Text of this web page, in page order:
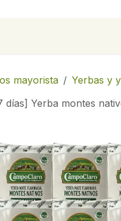
mayorista Yerbas y
Yerba montes